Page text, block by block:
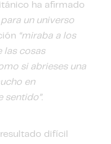
ha afirmado
un universo
“miraba a los
las cosas
si abrieses una
en
sentido”.
difícil